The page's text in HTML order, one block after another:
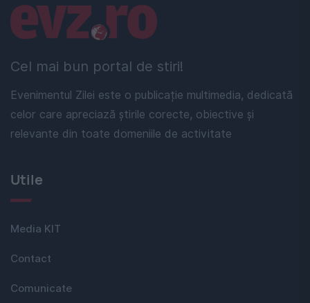
Cel mai bun portal de stiri!
Evenimentul Zilei este o publicație multimedia, dedicată
celor care apreciază știrile corecte, obiective și
relevante din toate domeniile de activitate
Linkuri utile
Utile
Media KIT
Contact
Comunicate